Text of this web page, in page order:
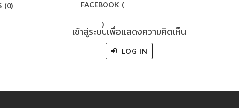
(0) FACEBOOK (
)
เข้าสู่ระบบเพื่อแสดงความคิดเห็น
LOG IN